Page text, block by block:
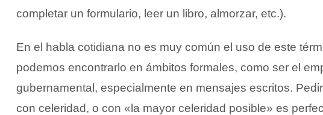
completar un formulario, leer un libro, almorzar, etc.).
En el habla cotidiana no es muy común el uso de este
podemos encontrarlo en ámbitos formales, como ser el
gubernamental, especialmente en mensajes escritos.
con celeridad, o con «la mayor celeridad posible» es